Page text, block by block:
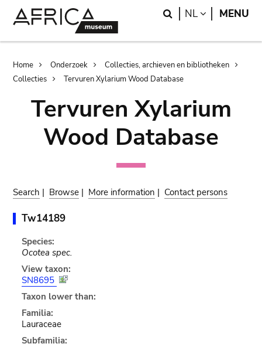
Search
NL LANGUAGE
MENU
Breadcrumb
Home Onderzoek
Collecties, archieven en bibliotheken
Collecties
Tervuren Xylarium Wood Database
Tervuren Xylarium
Wood Database
Search | Browse | More information | Contact persons
Tw14189
Species:
Ocotea spec.
View taxon:
SN8695
Taxon lower than:
Familia:
Lauraceae
Subfamilia: